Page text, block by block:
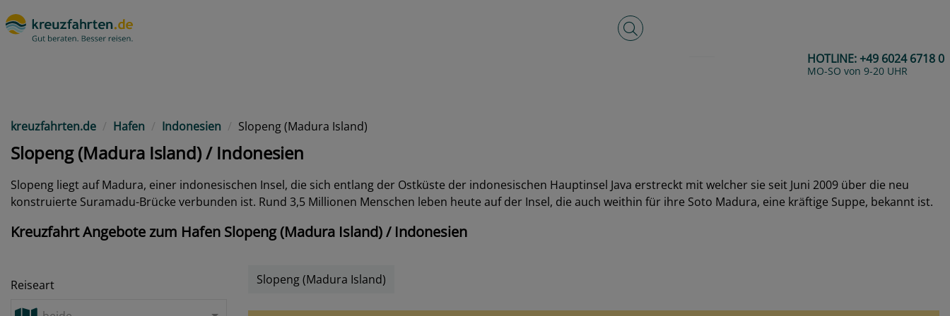
Volltextsuche
HOTLINE:+49 6024 6718 0
MO-SO von 9-20 UHR
kreuzfahrten.de Hafen Indonesien Slopeng (Madura Island)
Slopeng (Madura Island) / Indonesien
Slopeng liegt auf Madura, einer indonesischen Insel, die sich entlang der Ostküste der indonesischen Hauptinsel Java erstreckt mit welcher sie seit Juni 2009 über die neu
konstruierte Suramadu-Brücke verbunden ist. Rund 3,5 Millionen Menschen leben heute auf der Insel, die auch weithin für ihre Soto Madura, eine kräftige Suppe, bekannt ist.
Kreuzfahrt Angebote zum Hafen Slopeng (Madura Island) / Indonesien
Reiseart
Slopeng (Madura Island)